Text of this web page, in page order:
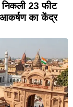
23 फीट
आकर्षण का केंद्र